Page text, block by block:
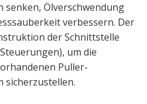
senken, Ölverschwendung
verbessern. Der
der Schnittstelle
um die
Puller-
sicherzustellen.